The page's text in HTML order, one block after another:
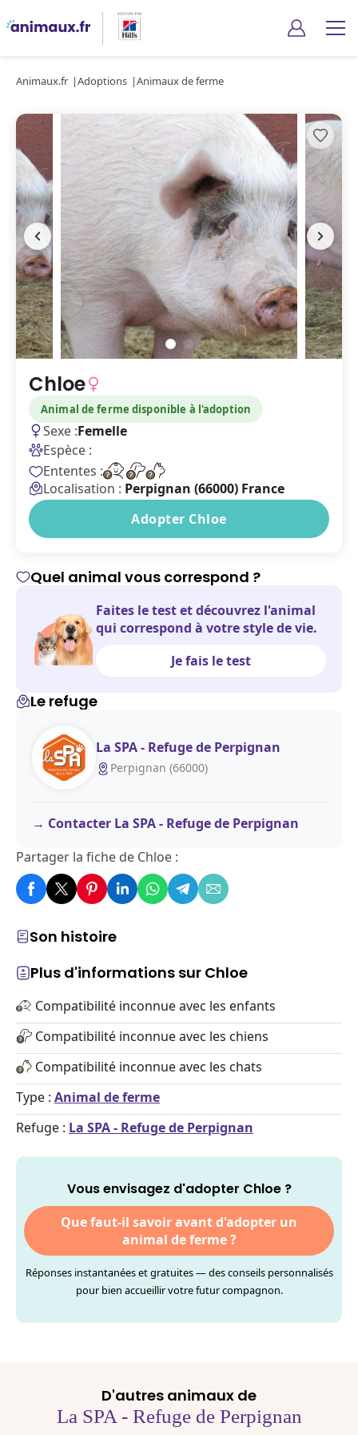
Animaux.fr Adoptions Animaux de ferme
Chloe
Animal de ferme disponible à l'adoption
Sexe :Femelle
Espèce :
Ententes :
Localisation : Perpignan (66000) France
Adopter Chloe
Son histoire
Plus d'informations sur Chloe
Compatibilité inconnue avec les enfants
Compatibilité inconnue avec les chiens
Compatibilité inconnue avec les chats
Type : Animal de ferme
Refuge : La SPA - Refuge de Perpignan
Vous envisagez d'adopter Chloe ?
Que faut-il savoir avant d'adopter un
animal de ferme ?
Réponses instantanées et gratuites — des conseils personnalisés
pour bien accueillir votre futur compagnon.
Quel animal vous correspond ?
Faites le test et découvrez l'animal
qui correspond à votre style de vie.
Je fais le test
Le refuge
La SPA - Refuge de Perpignan
Perpignan (66000)
Contacter La SPA - Refuge de Perpignan
Partager la fiche de Chloe :
D'autres animaux de
La SPA - Refuge de Perpignan